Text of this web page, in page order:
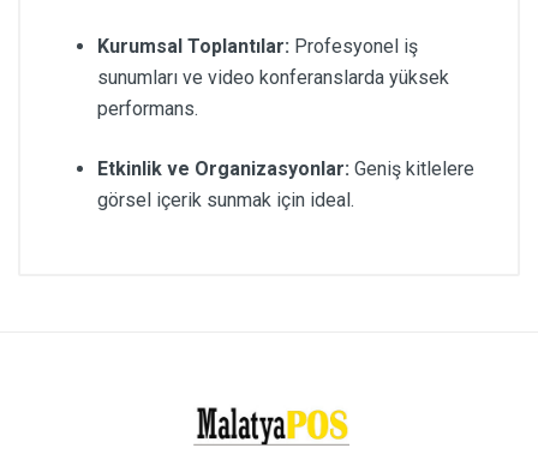
Kurumsal Toplantılar: Profesyonel iş
sunumları ve video konferanslarda yüksek
performans.
Etkinlik ve Organizasyonlar: Geniş kitlelere
görsel içerik sunmak için ideal.